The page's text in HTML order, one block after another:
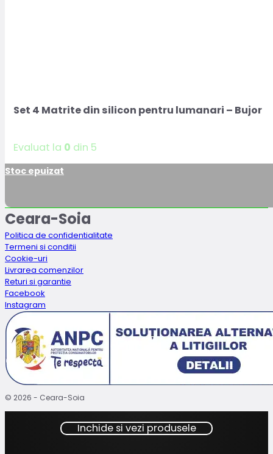
Set 4 Matrite din silicon pentru lumanari – Bujor
Evaluat la 0 din 5
Stoc epuizat
Ceara-Soia
Politica de confidentialitate
Termeni si conditii
Cookie-uri
Livrarea comenzilor
Returi si garantie
Facebook
Instagram
© 2026 - Ceara-Soia
Inchide si vezi produsele